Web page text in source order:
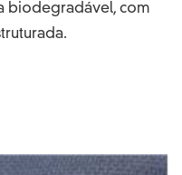
biodegradável, com